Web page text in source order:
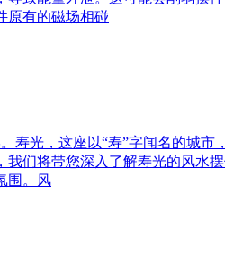
原有的磁场相碰
寿光，这座以“寿”字闻名的城市
们将带您深入了解寿光的风水
围。风